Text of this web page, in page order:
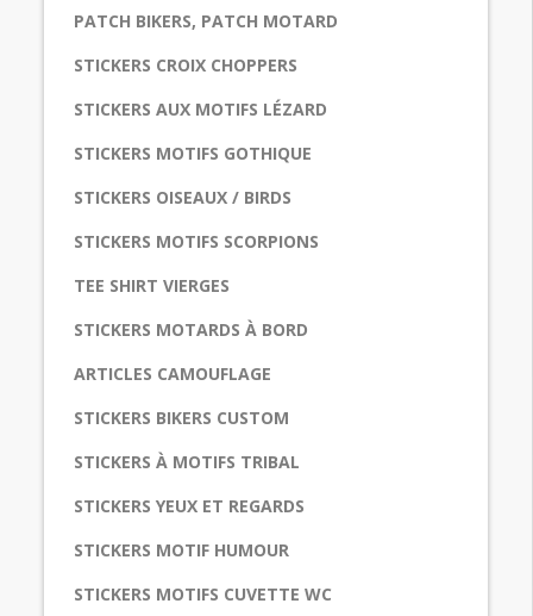
PATCH BIKERS, PATCH MOTARD
STICKERS CROIX CHOPPERS
STICKERS AUX MOTIFS LÉZARD
STICKERS MOTIFS GOTHIQUE
STICKERS OISEAUX / BIRDS
STICKERS MOTIFS SCORPIONS
TEE SHIRT VIERGES
STICKERS MOTARDS À BORD
ARTICLES CAMOUFLAGE
STICKERS BIKERS CUSTOM
STICKERS À MOTIFS TRIBAL
STICKERS YEUX ET REGARDS
STICKERS MOTIF HUMOUR
STICKERS MOTIFS CUVETTE WC